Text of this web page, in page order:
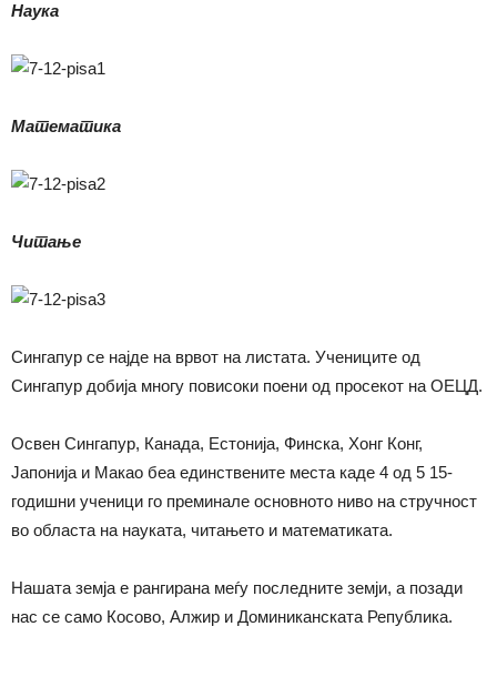
Наука
Математика
Читање
Сингапур се најде на врвот на листата. Учениците од
Сингапур добија многу повисоки поени од просекот на ОЕЦД.
Освен Сингапур, Канада, Естонија, Финска, Хонг Конг,
Јапонија и Макао беа единствените места каде 4 од 5 15-
годишни ученици го преминале основното ниво на стручност
во областа на науката, читањето и математиката.
Нашата земја е рангирана меѓу последните земји, а позади
нас се само Косово, Алжир и Доминиканската Република.